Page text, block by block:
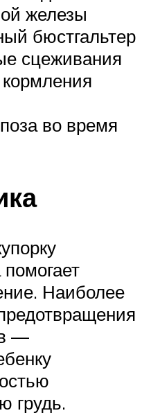
железы
бюстгальтер
сцеживания
во время
Наиболее
—
грудь.